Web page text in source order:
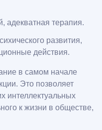
адекватная терапия.
развития,
действия.
в самом начале
Это позволяет
интеллектуальных
к жизни в обществе,